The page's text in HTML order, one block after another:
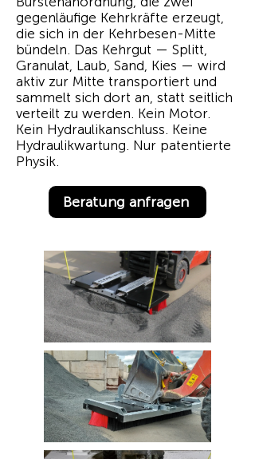
gegenläufige Kehrkräfte erzeugt,
die sich in der Kehrbesen-Mitte
bündeln. Das Kehrgut — Splitt,
Granulat, Laub, Sand, Kies — wird
aktiv zur Mitte transportiert und
sammelt sich dort an, statt seitlich
verteilt zu werden. Kein Motor.
Kein Hydraulikanschluss. Keine
Hydraulikwartung. Nur patentierte
Physik.
Beratung anfragen